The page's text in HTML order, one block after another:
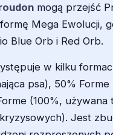
mogą przejść
Mega Ewolucji,
Blue Orb i Red Orb.
w kilku
psa), 50%
(100%, używana
Jest